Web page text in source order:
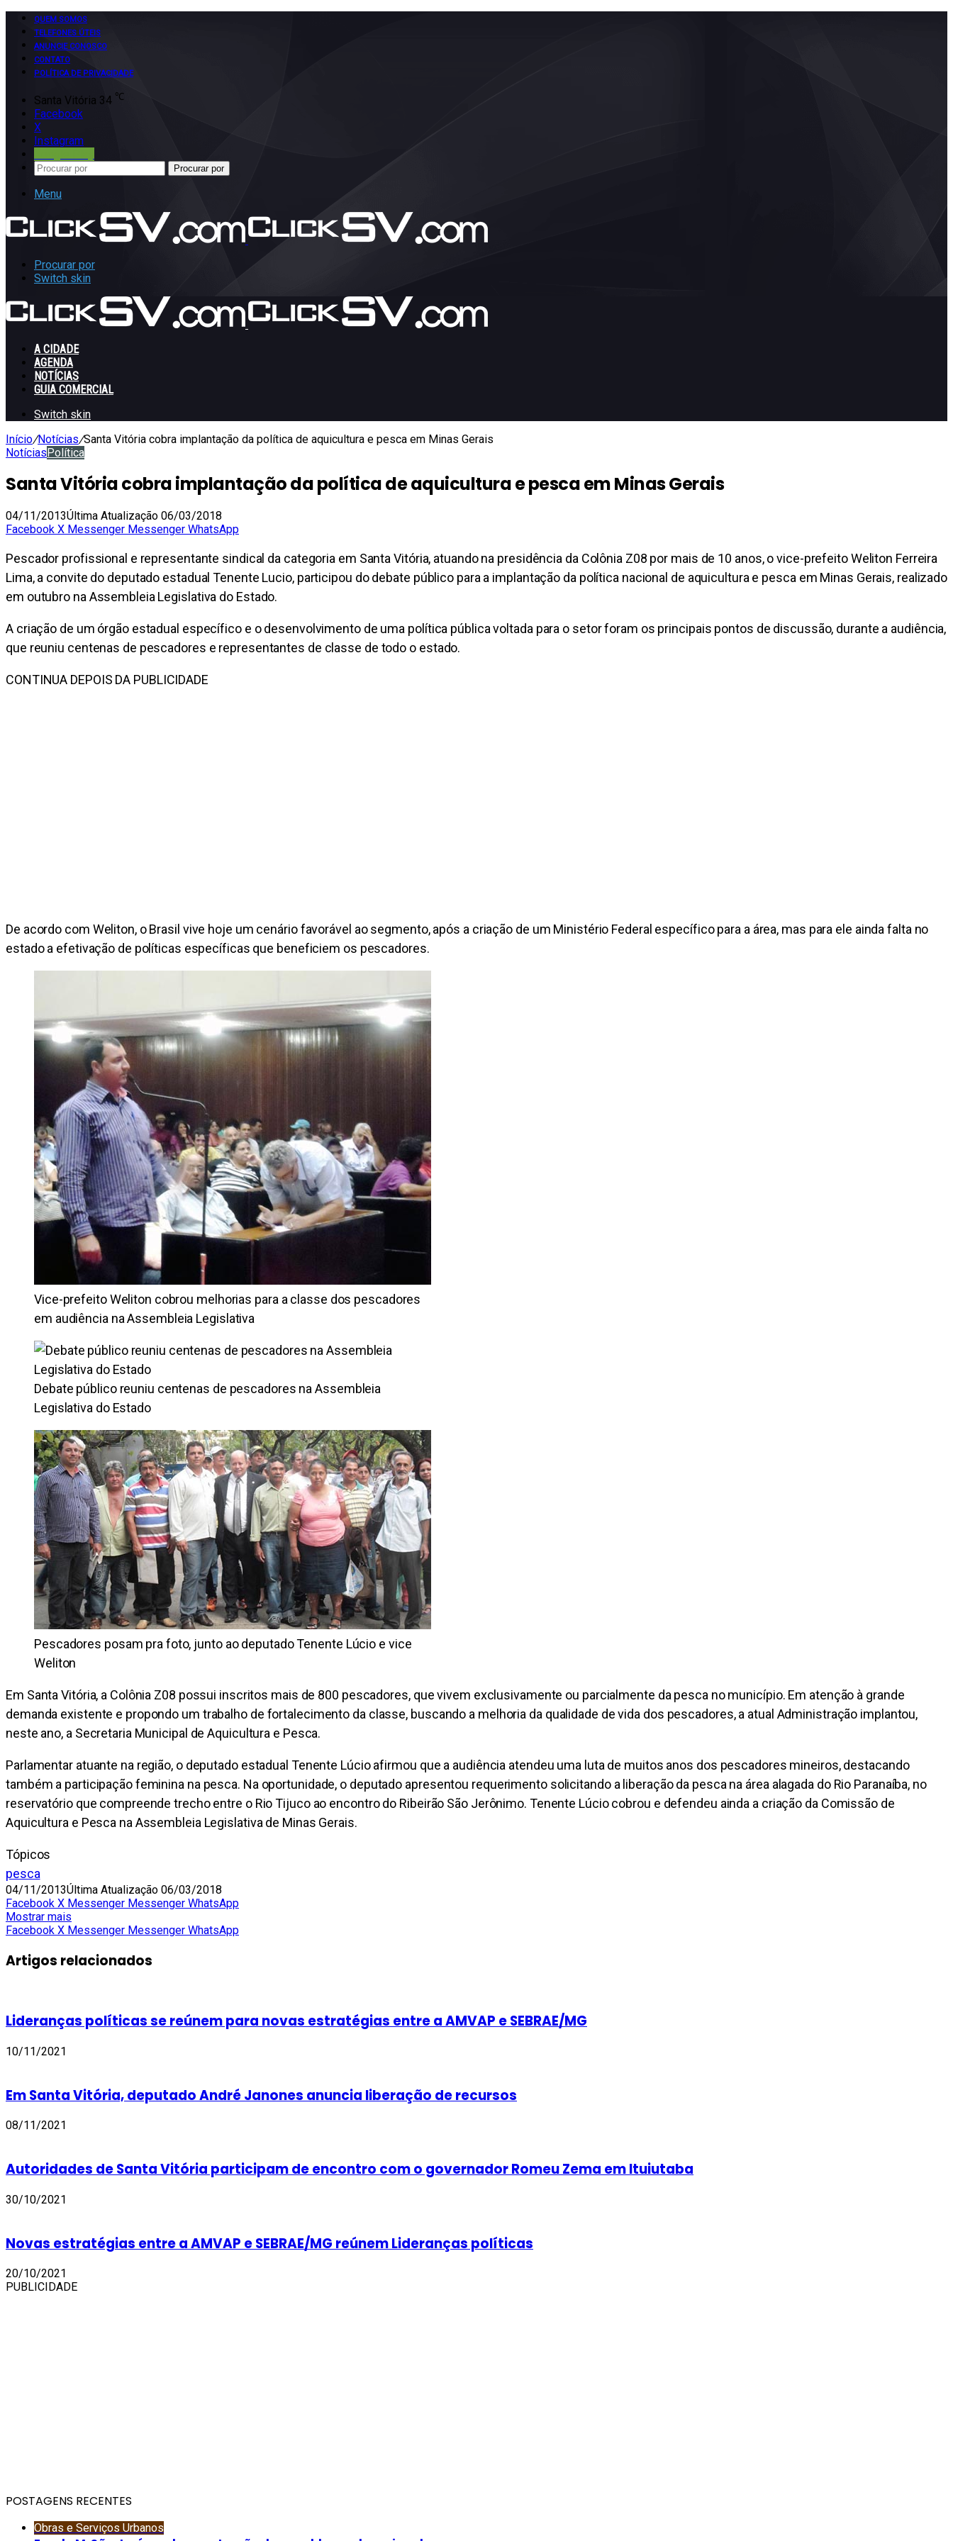
QUEM SOMOS
TELEFONES ÚTEIS
ANUNCIE CONOSCO
CONTATO
POLÍTICA DE PRIVACIDADE
Santa Vitória 34 ℃
Facebook
X
Instagram
Procurar por
Menu
Procurar por
Switch skin
A CIDADE
AGENDA
NOTÍCIAS
GUIA COMERCIAL
Switch skin
Início/Notícias/Santa Vitória cobra implantação da política de aquicultura e pesca em Minas Gerais
Notícias Política
Santa Vitória cobra implantação da política de aquicultura e pesca em Minas Gerais
04/11/2013Última Atualização 06/03/2018
Facebook X Messenger Messenger WhatsApp
Pescador profissional e representante sindical da categoria em Santa Vitória, atuando na presidência da Colônia Z08 por mais de 10 anos, o vice-prefeito Weliton Ferreira
Lima, a convite do deputado estadual Tenente Lucio, participou do debate público para a implantação da política nacional de aquicultura e pesca em Minas Gerais, realizado
em outubro na Assembleia Legislativa do Estado.
A criação de um órgão estadual específico e o desenvolvimento de uma política pública voltada para o setor foram os principais pontos de discussão, durante a audiência,
que reuniu centenas de pescadores e representantes de classe de todo o estado.
CONTINUA DEPOIS DA PUBLICIDADE
De acordo com Weliton, o Brasil vive hoje um cenário favorável ao segmento, após a criação de um Ministério Federal específico para a área, mas para ele ainda falta no
estado a efetivação de políticas específicas que beneficiem os pescadores.
Vice-prefeito Weliton cobrou melhorias para a classe dos pescadores
em audiência na Assembleia Legislativa
Debate público reuniu centenas de pescadores na Assembleia
Legislativa do Estado
Pescadores posam pra foto, junto ao deputado Tenente Lúcio e vice
Weliton
Em Santa Vitória, a Colônia Z08 possui inscritos mais de 800 pescadores, que vivem exclusivamente ou parcialmente da pesca no município. Em atenção à grande
demanda existente e propondo um trabalho de fortalecimento da classe, buscando a melhoria da qualidade de vida dos pescadores, a atual Administração implantou,
neste ano, a Secretaria Municipal de Aquicultura e Pesca.
Parlamentar atuante na região, o deputado estadual Tenente Lúcio afirmou que a audiência atendeu uma luta de muitos anos dos pescadores mineiros, destacando
também a participação feminina na pesca. Na oportunidade, o deputado apresentou requerimento solicitando a liberação da pesca na área alagada do Rio Paranaíba, no
reservatório que compreende trecho entre o Rio Tijuco ao encontro do Ribeirão São Jerônimo. Tenente Lúcio cobrou e defendeu ainda a criação da Comissão de
Aquicultura e Pesca na Assembleia Legislativa de Minas Gerais.
Tópicos
pesca
04/11/2013Última Atualização 06/03/2018
Facebook X Messenger Messenger WhatsApp
Mostrar mais
Facebook X Messenger Messenger WhatsApp
Artigos relacionados
Lideranças políticas se reúnem para novas estratégias entre a AMVAP e SEBRAE/MG
10/11/2021
Em Santa Vitória, deputado André Janones anuncia liberação de recursos
08/11/2021
Autoridades de Santa Vitória participam de encontro com o governador Romeu Zema em Ituiutaba
30/10/2021
Novas estratégias entre a AMVAP e SEBRAE/MG reúnem Lideranças políticas
20/10/2021
PUBLICIDADE
POSTAGENS RECENTES
Obras e Serviços Urbanos